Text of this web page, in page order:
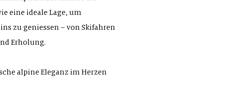
eine ideale Lage, um
zu geniessen – von Skifahren
Erholung.
alpine Eleganz im Herzen